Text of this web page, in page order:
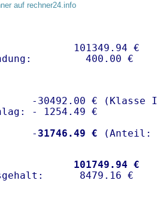
auf rechner24.info
101349.94 €
-30492.00 € (Klasse I)
- 1254.49 €
- 31746.49 €
101749.94 €